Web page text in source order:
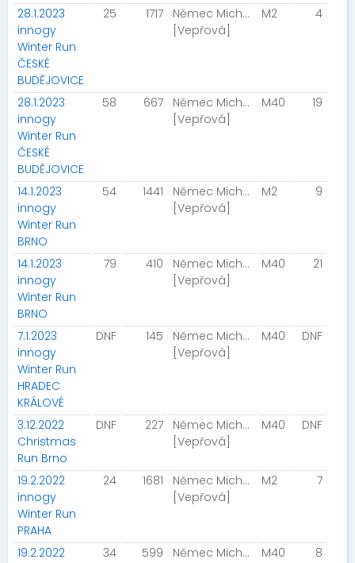
28.1.2023
innogy
Winter Run
ČESKÉ
BUDĚJOVICE
25 1717
Němec Michal
[Vepřová]
M2 4
28.1.2023
innogy
Winter Run
ČESKÉ
BUDĚJOVICE
58 667
Němec Michal
[Vepřová]
M40 19
14.1.2023
innogy
Winter Run
BRNO
54 1441
Němec Michal
[Vepřová]
M2 9
14.1.2023
innogy
Winter Run
BRNO
79 410
Němec Michal
[Vepřová]
M40 21
7.1.2023
innogy
Winter Run
HRADEC
KRÁLOVÉ
DNF 145
Němec Michal
[Vepřová]
M40 DNF
3.12.2022
Christmas
Run Brno
DNF 227
Němec Michal
[Vepřová]
M40 DNF
19.2.2022
innogy
Winter Run
PRAHA
24 1681
Němec Michal
[Vepřová]
M2 7
19.2.2022
34 599
Němec Michal
M40 8